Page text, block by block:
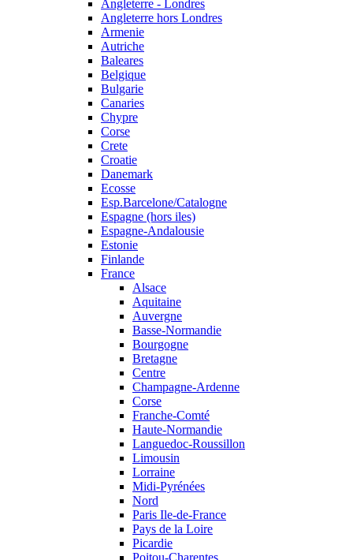
Angleterre - Londres
Angleterre hors Londres
Armenie
Autriche
Baleares
Belgique
Bulgarie
Canaries
Chypre
Corse
Crete
Croatie
Danemark
Ecosse
Esp.Barcelone/Catalogne
Espagne (hors iles)
Espagne-Andalousie
Estonie
Finlande
France
Alsace
Aquitaine
Auvergne
Basse-Normandie
Bourgogne
Bretagne
Centre
Champagne-Ardenne
Corse
Franche-Comté
Haute-Normandie
Languedoc-Roussillon
Limousin
Lorraine
Midi-Pyrénées
Nord
Paris Ile-de-France
Pays de la Loire
Picardie
Poitou-Charentes